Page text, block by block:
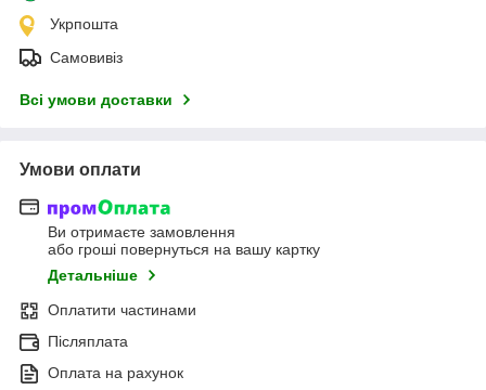
Укрпошта
Самовивіз
Всі умови доставки
Умови оплати
Ви отримаєте замовлення
або гроші повернуться на вашу картку
Детальніше
Оплатити частинами
Післяплата
Оплата на рахунок